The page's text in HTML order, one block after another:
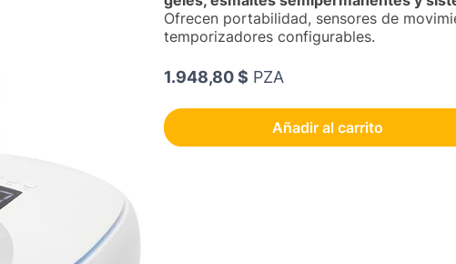
Ofrecen portabilidad, sensores de
temporizadores configurables.
1.948,80 $ PZA
Añadir al carrito